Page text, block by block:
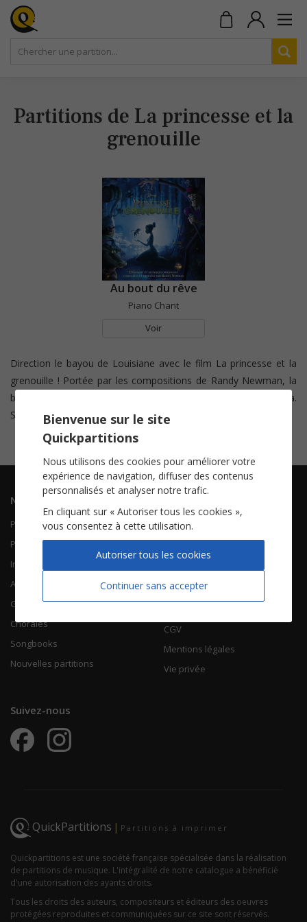
Partitions de La princesse et la
grenouille
Direction le bayou de Louisiane avec le film La princesse et la
grenouille ! Portée par les compositions de Randy Newman, la
bande originale suit le rythme des péripéties de la jeune Tiana.
Suivez la Jusqu’au bout du rêve !
Au bout du rêve
Piano Chant
Voir
Navigation
Piano Chant
Piano Solo
Instruments solistes
Accordéon
Guitare
Chorales
Songbooks
Nouvelles partitions
Contactez-nous
Qui sommes-nous
À propos
CGV
Mentions légales
Vie privée
Suivez-nous
QuickPartitions | Partitions à imprimer
Quickpartitions est une société française spécialisée dans la réalisation
de partitions de musique. L'intégralité de notre catalogue a bénéficié
d'une autorisation des ayants droits.
Tous les droits des auteurs, compositeurs et éditeurs des oeuvres
protégées reproduites et communiquées sur ce site sont réservés.
Bienvenue sur le site
Quickpartitions
Nous utilisons des cookies pour améliorer votre
expérience de navigation, diffuser des contenus
personnalisés et analyser notre trafic.
En cliquant sur « Autoriser tous les cookies »,
vous consentez à cette utilisation.
Continuer sans accepter
Autoriser tous les cookies